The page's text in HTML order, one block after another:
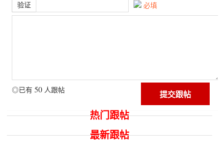
验证 必填
◎已有 50 人跟帖
热门跟帖
最新跟帖